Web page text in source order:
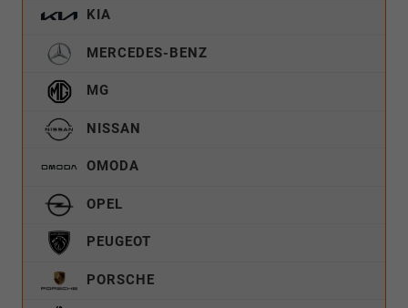
KIA
MERCEDES-BENZ
MG
NISSAN
OMODA
OPEL
PEUGEOT
PORSCHE